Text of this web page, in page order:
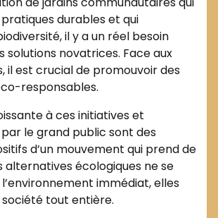
durables et qui
il y a un réel besoin
solutions novatrices. Face aux
il est crucial de promouvoir des
responsables.
à ces initiatives et
le grand public sont des
d’un mouvement qui prend de
alternatives écologiques ne se
immédiat, elles
tout entière.